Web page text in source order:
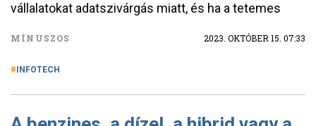
vállalatokat adatszivárgás miatt, és ha a tetemes
MÍNUSZOS 2023. OKTÓBER 15. 07:33
INFOTECH